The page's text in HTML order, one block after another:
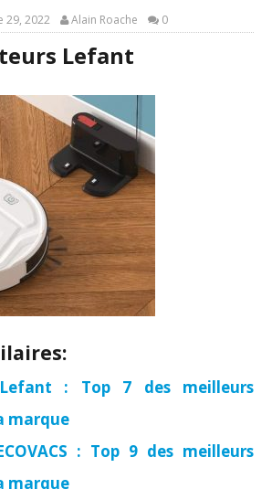
29, 2022 Alain Roache 0
Lefant
: Top 7 des meilleurs
marque
: Top 9 des meilleurs
marque